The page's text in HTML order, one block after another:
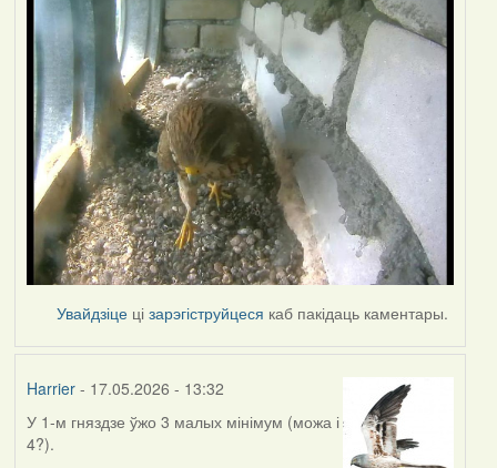
Увайдзіце цізарэгіструйцеся каб пакідаць каментары.
Harrier- 17.05.2026 - 13:32
У 1-м гняздзе ўжо 3 малых мінімум (можа і
4?).